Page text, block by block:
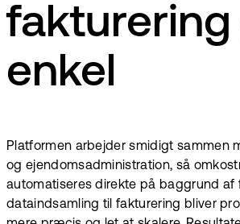
enkel
Platformen arbejder smidigt sammen
og ejendomsadministration, så
automatiseres direkte på baggrund af
dataindsamling til fakturering bliver